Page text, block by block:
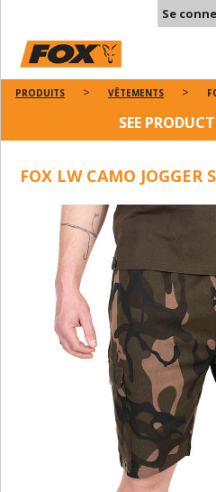
Se
PRODUITS VÊTEMENTS
SEE
FOX LW CAMO JOGGER